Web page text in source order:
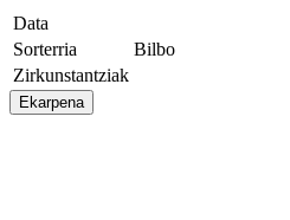
Data
Sorterria
Bilbo
Zirkunstantziak